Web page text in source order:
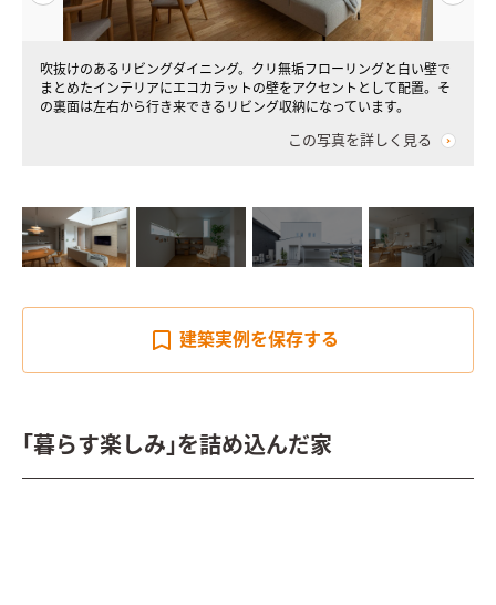
吹抜けのあるリビングダイニング。クリ無垢フローリングと白い壁で
まとめたインテリアにエコカラットの壁をアクセントとして配置。そ
の裏面は左右から行き来できるリビング収納になっています。
この写真を詳しく見る
建築実例を保存する
｢暮らす楽しみ｣を詰め込んだ家